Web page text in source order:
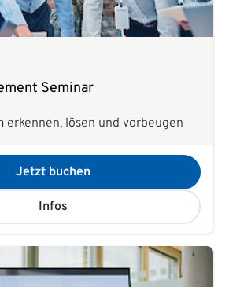
Seminar
erkennen, lösen und vorbeugen
Jetzt buchen
Infos